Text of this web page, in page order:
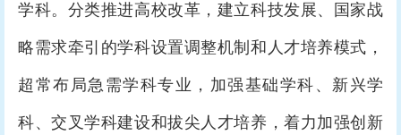
学科。分类推进高校改革，建立科技发展、国家战
略需求牵引的学科设置调整机制和人才培养模式，
超常布局急需学科专业，加强基础学科、新兴学
科、交叉学科建设和拔尖人才培养，着力加强创新